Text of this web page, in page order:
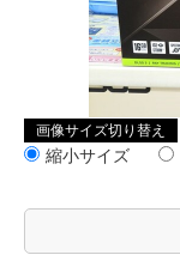
画像サイズ切り替え
縮小サイズ